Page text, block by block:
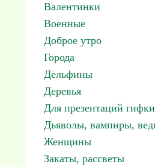
Валентинки
Военные
Доброе утро
Города
Дельфины
Деревья
Для презентаций гифки
Дьяволы, вампиры,
Женщины
Закаты, рассветы